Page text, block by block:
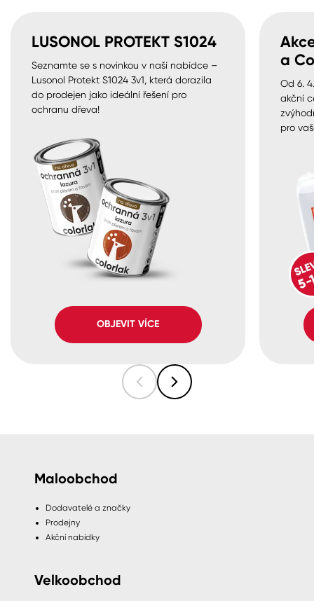
LUSONOL PROTEKT S1024
Seznamte se s novinkou v naší nabídce –
Lusonol Protekt S1024 3v1, která dorazila
do prodejen jako ideální řešení pro
ochranu dřeva!
OBJEVIT VÍCE
a
Od 6.
akční
pro
Maloobchod
Dodavatelé a značky
Prodejny
Akční nabídky
Velkoobchod